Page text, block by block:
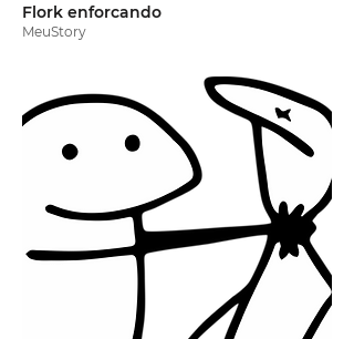
Flork enforcando
MeuStory